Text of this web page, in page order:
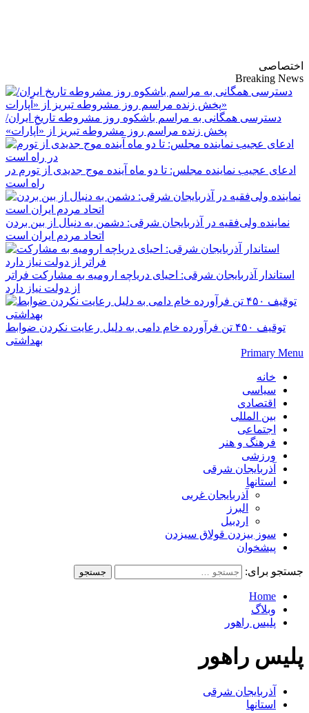
اختصاصی
Breaking News
دسترسی همگانی به مراسم باشکوه روز مشروطه تاریخ ایران/
پخش زنده مراسم روز مشروطه تبریز از «آپارات»
ادعای عجیب نماینده مجلس: تا دو ماه آینده موج جدیدی از تورم در
راه است
نماینده ولی‌فقیه در آذربایجان شرقی: دشمن به دنبال از بین بردن
اتحاد مردم ایران است
استاندار آذربایجان شرقی: احیای دریاچه ارومیه به مشارکت فراتر
از دولت نیاز دارد
توقیف ۴۵۰ تن فرآورده خام دامی به دلیل رعایت نکردن ضوابط
بهداشتی
Primary Menu
خانه
سیاسی
اقتصادی
بین المللی
اجتماعی
فرهنگ و هنر
ورزشی
آذربایجان شرقی
استانها
آذربایجان غربی
البرز
اردبیل
سوز بیزدن قولاق سیزدن
پیشخوان
جستجو برای:
Home
وبلاگ
پلیس راهور
پلیس راهور
آذربایجان شرقی
استانها